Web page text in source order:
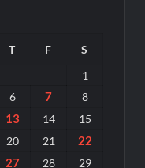
T F
S
1
6 7
8
13 14
15
20 21 22
27 28
29